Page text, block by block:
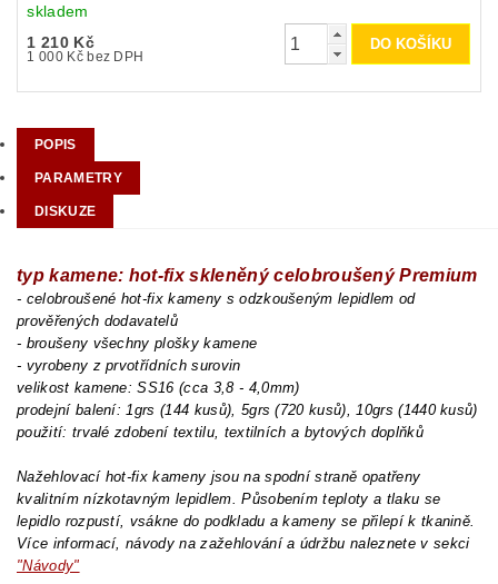
skladem
1 210 Kč
1 000 Kč bez DPH
POPIS
PARAMETRY
DISKUZE
typ kamene: hot-fix skleněný celobroušený Premium
- celobroušené hot-fix kameny s odzkoušeným lepidlem od
prověřených dodavatelů
- broušeny všechny plošky kamene
- vyrobeny z prvotřídních surovin
velikost kamene: SS16 (cca 3,8 - 4,0mm)
prodejní balení: 1grs (144 kusů), 5grs (720 kusů), 10grs (1440 kusů)
použití: trvalé zdobení textilu, textilních a bytových doplňků
Nažehlovací hot-fix kameny jsou na spodní straně opatřeny
kvalitním nízkotavným lepidlem. Působením teploty a tlaku se
lepidlo rozpustí, vsákne do podkladu a kameny se přilepí k tkanině.
Více informací, návody na zažehlování a údržbu naleznete v sekci
"Návody"